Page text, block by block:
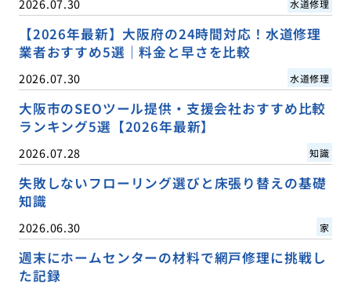
水道修理
【2026年最新】大阪府の24時間対応！水道修理
業者おすすめ5選｜料金と早さを比較
2026.07.30 水道修理
大阪市のSEOツール提供・支援会社おすすめ比較
ランキング5選【2026年最新】
2026.07.28 知識
失敗しないフローリング選びと床張り替えの基礎
知識
2026.06.30 家
週末にホームセンターの材料で網戸修理に挑戦し
た記録